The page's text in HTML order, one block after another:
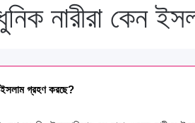
নারীরা কেন
ইসলাম গ্রহণ করছে?